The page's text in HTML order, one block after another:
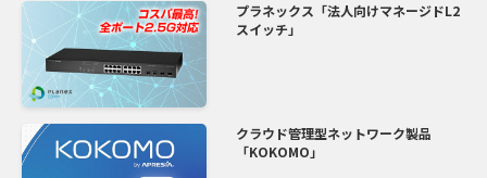
プラネックス「法人向けマネージドL2
スイッチ」
クラウド管理型ネットワーク製品
「KOKOMO」